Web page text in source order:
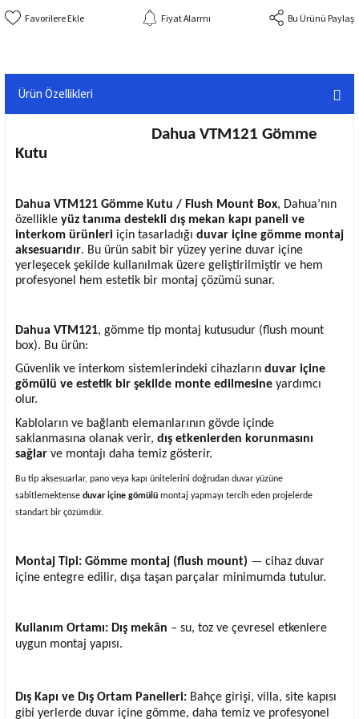
Fiyat Alarmı Bu Ürünü Paylaş
Ürün Özellikleri
Dahua VTM121 Gömme
Kutu
Dahua VTM121 Gömme Kutu / Flush Mount Box, Dahua’nın
özellikle yüz tanıma destekli dış mekan kapı paneli ve
interkom ürünleri için tasarladığı duvar içine gömme montaj
aksesuarıdır. Bu ürün sabit bir yüzey yerine duvar içine
yerleşecek şekilde kullanılmak üzere geliştirilmiştir ve hem
profesyonel hem estetik bir montaj çözümü sunar.
Dahua VTM121, gömme tip montaj kutusudur (flush mount
box). Bu ürün:
Güvenlik ve interkom sistemlerindeki cihazların duvar içine
gömülü ve estetik bir şekilde monte edilmesine yardımcı
olur.
Kabloların ve bağlantı elemanlarının gövde içinde
saklanmasına olanak verir, dış etkenlerden korunmasını
sağlar ve montajı daha temiz gösterir.
Bu tip aksesuarlar, pano veya kapı ünitelerini doğrudan duvar yüzüne
sabitlemektense duvar içine gömülü montaj yapmayı tercih eden projelerde
standart bir çözümdür.
Montaj Tipi: Gömme montaj (flush mount) — cihaz duvar
içine entegre edilir, dışa taşan parçalar minimumda tutulur.
Kullanım Ortamı: Dış mekân – su, toz ve çevresel etkenlere
uygun montaj yapısı.
Dış Kapı ve Dış Ortam Panelleri: Bahçe girişi, villa, site kapısı
gibi yerlerde duvar içine gömme, daha temiz ve profesyonel